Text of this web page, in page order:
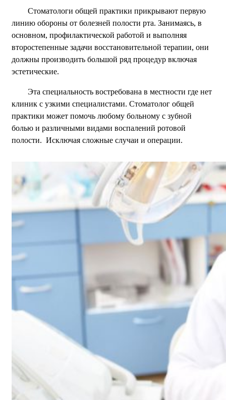
Стоматологи общей практики прикрывают первую
линию обороны от болезней полости рта. Занимаясь, в
основном, профилактической работой и выполняя
второстепенные задачи восстановительной терапии, они
должны производить большой ряд процедур включая
эстетические.
Эта специальность востребована в местности где нет
клиник с узкими специалистами. Стоматолог общей
практики может помочь любому больному с зубной
болью и различными видами воспалений ротовой
полости. Исключая сложные случаи и операции.